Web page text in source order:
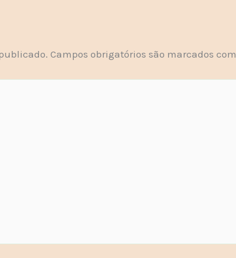
Campos obrigatórios são marcados com